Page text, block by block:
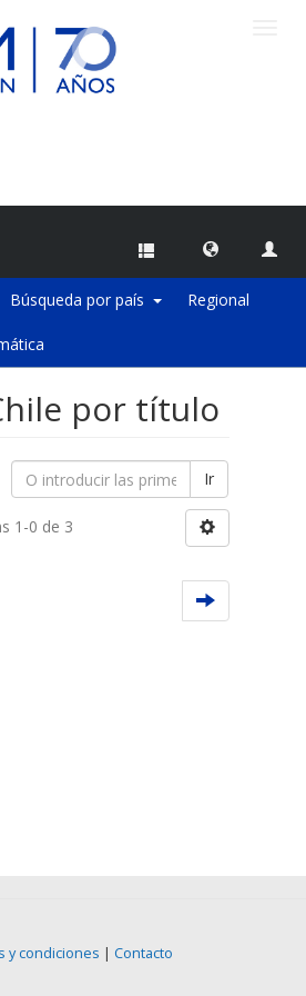
Búsqueda por país Regional
por título
Ir
1-0 de 3
y condiciones | Contacto